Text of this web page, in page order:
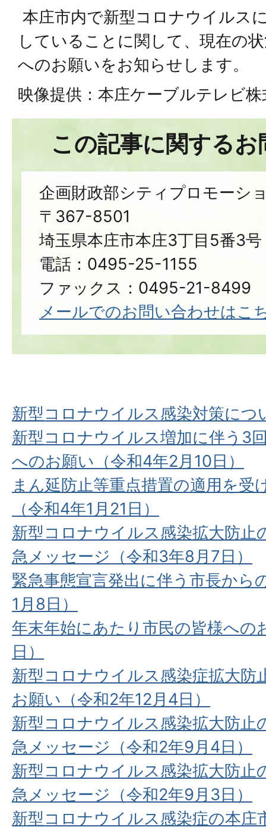
本庄市内で新型コロナウイルス
していることに関して、現在の
へのお願いをお知らせします。
映像提供：本庄ケーブルテレビ株
この記事に関する
企画財政部シティプロモーシ
〒367-8501
埼玉県本庄市本庄3丁目5番3号
電話：0495-25-1155
ファックス：0495-21-8499
メールでのお問い合わせはこ
新型コロナウイルス感染対策につ
新型コロナウイルス増加に伴う3
へのお願い（令和4年2月10日）
まん延防止等重点措置の適用を受
（令和4年1月21日）
新型コロナウイルス感染拡大防止
急メッセージ（令和3年8月7日）
緊急事態宣言発出に伴う市長から
1月8日）
年末年始にあたり市民の皆様への
日）
新型コロナウイルス感染症拡大防
お願い（令和2年12月4日）
新型コロナウイルス感染拡大防止
急メッセージ（令和2年9月4日）
新型コロナウイルス感染拡大防止
急メッセージ（令和2年9月3日）
新型コロナウイルス感染症の本庄